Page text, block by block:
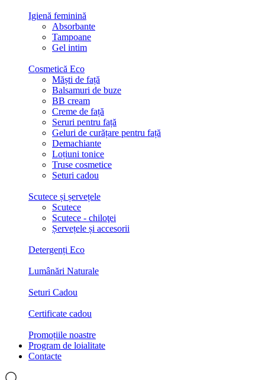
Igienă feminină
Absorbante
Tampoane
Gel intim
Cosmetică Eco
Măști de față
Balsamuri de buze
BB cream
Creme de față
Seruri pentru față
Geluri de curățare pentru față
Demachiante
Loțiuni tonice
Truse cosmetice
Seturi cadou
Scutece și șervețele
Scutece
Scutece - chiloţei
Șervețele și accesorii
Detergenți Eco
Lumânări Naturale
Seturi Cadou
Certificate cadou
Promoțiile noastre
Program de loialitate
Contacte